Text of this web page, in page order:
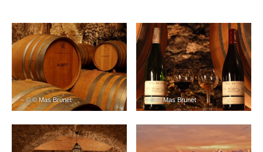
– © © Mas Brunet – © © Mas Brunet